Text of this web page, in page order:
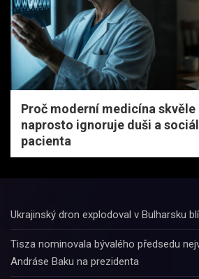
Proč moderní medicína
naprosto ignoruje duši a
pacienta
Ukrajinský dron explodoval v Bulharsku
Tisza nominovala bývalého předsedu
Andráse Baku na prezidenta